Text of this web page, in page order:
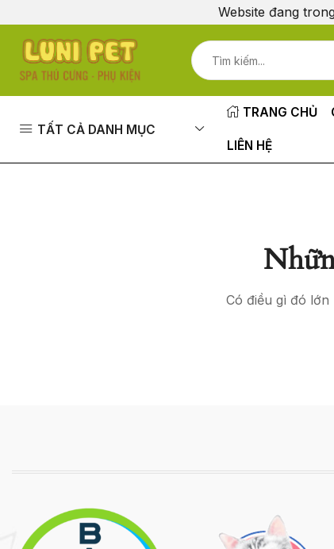
Website đang
TẤT CẢ DANH MỤC
TRANG CHỦ
LIÊN HỆ
Có điều gì đó lớn